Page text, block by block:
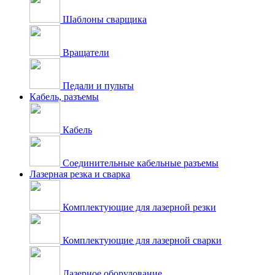
Шаблоны сварщика
Вращатели
Педали и пульты
Кабель, разъемы
Кабель
Соединительные кабельные разъемы
Лазерная резка и сварка
Комплектующие для лазерной резки
Комплектующие для лазерной сварки